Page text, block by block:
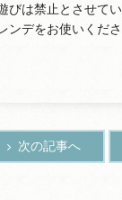
は禁止とさせてい
ンデをお使いくださ
次の記事へ